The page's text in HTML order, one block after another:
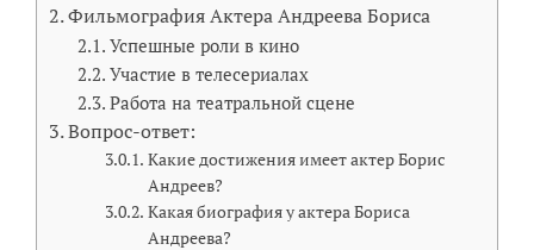
Фильмография Актера Андреева Бориса
Успешные роли в кино
Участие в телесериалах
Работа на театральной сцене
Вопрос-ответ:
Какие достижения имеет актер Борис
Андреев?
Какая биография у актера Бориса
Андреева?